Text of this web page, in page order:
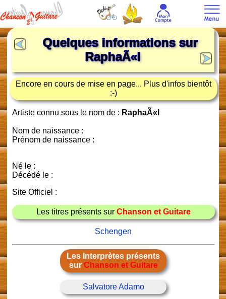
Quelques informations sur
RaphaÃ«l
Encore en cours de mise en page... Plus d'infos bientôt
:-)
Artiste connu sous le nom de : RaphaÃ«l
Nom de naissance :
Prénom de naissance :
Né le :
Décédé le :
Site Officiel :
Les titres présents sur Chanson et Guitare
Schengen
Les Interprètes présents
sur Chanson et Guitare
Salvatore Adamo